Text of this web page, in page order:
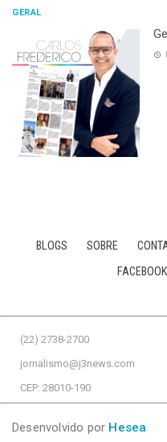
GERAL
BLOGS SOBRE
FACEBOOK
(22) 2738-2700
jornalismo@j3news.com
CEP: 28010-190
Desenvolvido por Hesea